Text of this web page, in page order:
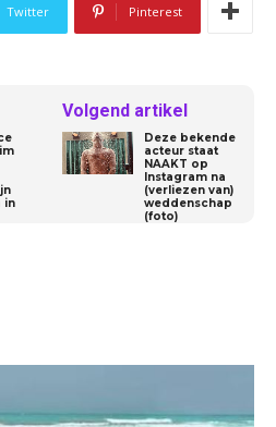
Twitter Pinterest
in
Volgend artikel
Deze bekende
acteur staat
NAAKT op
Instagram na
(verliezen van)
weddenschap
(foto)